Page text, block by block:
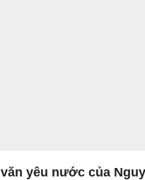
yêu nước của